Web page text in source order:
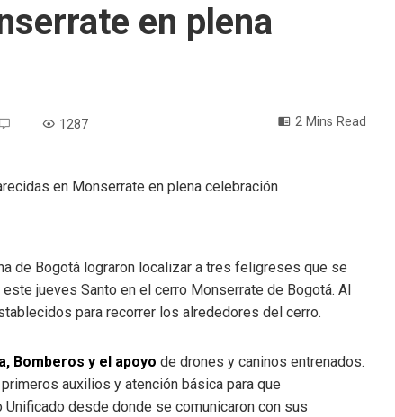
en plena
1287 2 Mins Read
de Bogotá lograron localizar a tres feligreses que se
jueves Santo en el cerro Monserrate de Bogotá. Al
para recorrer los alrededores del cerro.
Bomberos y el apoyo de drones y caninos entrenados.
auxilios y atención básica para que
desde donde se comunicaron con sus